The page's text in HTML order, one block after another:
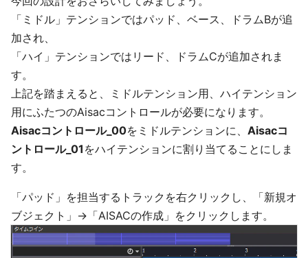
「ミドル」テンションではパッド、ベース、ドラムBが追
加され、
「ハイ」テンションではリード、ドラムCが追加されま
す。
上記を踏まえると、ミドルテンション用、ハイテンション
用にふたつのAisacコントロールが必要になります。
Aisacコントロール_00をミドルテンションに、 Aisacコ
ントロール_01 をハイテンションに割り当てることにしま
す。
「パッド」を担当するトラックを右クリックし、「新規オ
ブジェクト」→「AISACの作成」をクリックします。